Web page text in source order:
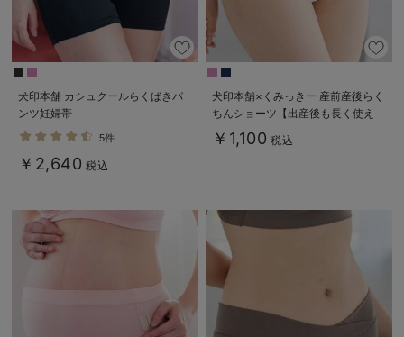
犬印本舗 カシュクールらくばきパ
ンツ妊婦帯
5件
￥2,640 税込
犬印本舗×くみっきー 産前産後らく
ちんショーツ【出産後も長く使え
る】
￥1,100 税込